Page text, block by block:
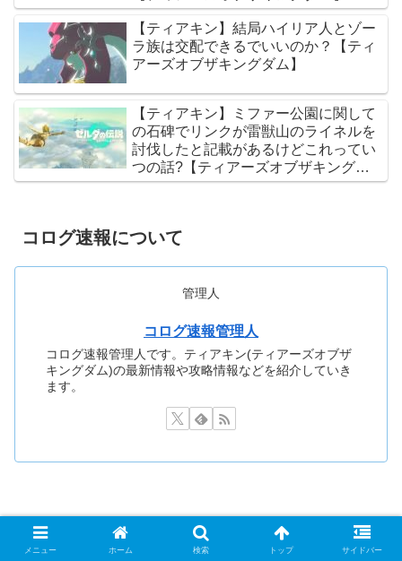
【ティアキン】結局ハイリア人とゾー
ラ族は交配できるでいいのか？【ティ
アーズオブザキングダム】
【ティアキン】ミファー公園に関して
の石碑でリンクが雷獣山のライネルを
討伐したと記載があるけどこれってい
つの話?【ティアーズオブザキングダ
ム】
コログ速報について
管理人
コログ速報管理人
コログ速報管理人です。ティアキン(ティアーズオブザ
キングダム)の最新情報や攻略情報などを紹介していき
ます。
メニュー ホーム 検索 トップ サイドバー